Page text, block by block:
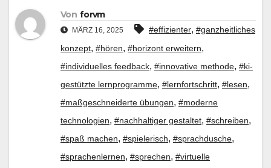
Von forvm
MÄRZ 16, 2025 #effizienter, #ganzheitliches
konzept, #hören, #horizont erweitern,
#individuelles feedback, #innovative methode, #ki-
gestützte lernprogramme, #lernfortschritt, #lesen,
#maßgeschneiderte übungen, #moderne
technologien, #nachhaltiger gestaltet, #schreiben,
#spaß machen, #spielerisch, #sprachdusche,
#sprachenlernen, #sprechen, #virtuelle